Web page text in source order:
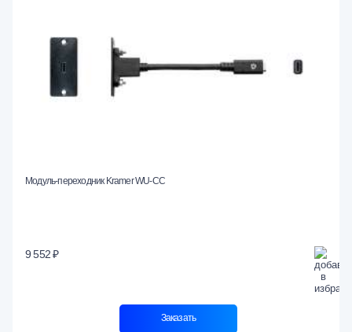
Модуль-переходник Kramer WU-CC
9 552 ₽
Заказать